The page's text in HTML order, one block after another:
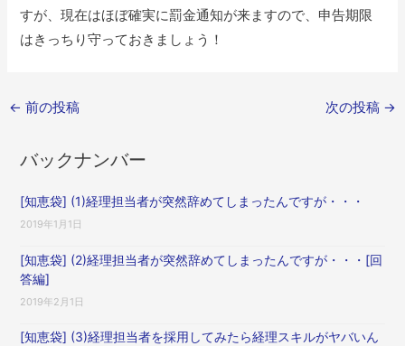
すが、現在はほぼ確実に罰金通知が来ますので、申告期限
はきっちり守っておきましょう！
← 前の投稿 次の投稿 →
バックナンバー
[知恵袋] (1)経理担当者が突然辞めてしまったんですが・・・
2019年1月1日
[知恵袋] (2)経理担当者が突然辞めてしまったんですが・・・[回
答編]
2019年2月1日
[知恵袋] (3)経理担当者を採用してみたら経理スキルがヤバいん